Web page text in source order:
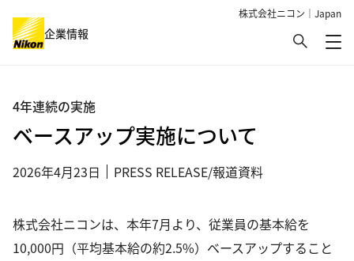
株式会社ニコン｜Japan
企業情報 検索
メ
ベースアップ実施について
4年連続の実施
2026年4月23日 PRESS RELEASE/報道資料
株式会社ニコンは、本年7月より、従業員の基本給を
10,000円（平均基本給の約2.5%）ベースアップすること